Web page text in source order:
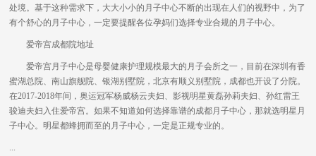
处境。基于这种需求下，大大小小的月子中心不断的出现在人们的视野中，为了
有个舒心的月子中心，一定要提醒各位孕妈们选择专业合规的月子中心。
爱帝宫成都院地址
爱帝宫月子中心是母婴健康护理规模最大的月子会所之一，目前在深圳有香
蜜湖总院、南山旗舰院、银湖别墅院，北京有顺义别墅院，成都也开设了分院。
在2017-2018年间，奥运冠军杨威杨云夫妇、影视明星黄磊孙莉夫妇、孙红雷王
骏迪夫妇入住爱帝宫。如果不知道如何选择靠谱的成都月子中心，那就选明星月
子中心。明星都蜂拥而至的月子中心，一定是正规专业的。
...